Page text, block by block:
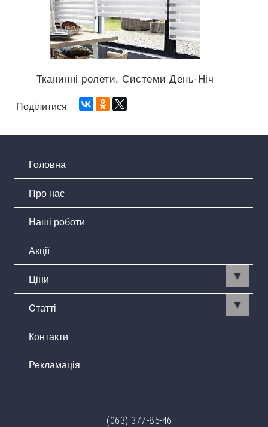
Тканинні ролети. Системи День-Ніч
Поділитися
Головна
Про нас
Наші роботи
Акції
Ціни
Cтатті
Контакти
Рекламація
(063) 377-85-46